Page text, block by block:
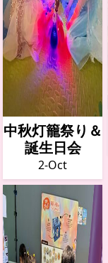
中秋灯籠祭り＆
誕生日会
2-Oct